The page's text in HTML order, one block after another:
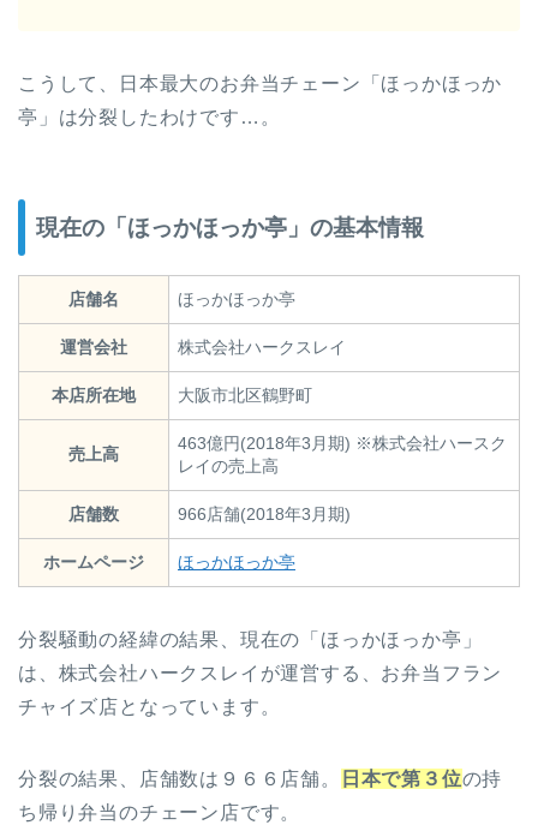
こうして、日本最大のお弁当チェーン「ほっかほっか
亭」は分裂したわけです…。
現在の「ほっかほっか亭」の基本情報
店舗名 ほっかほっか亭
運営会社 株式会社ハークスレイ
本店所在地 大阪市北区鶴野町
売上高
463億円(2018年3月期) ※株式会社ハースク
レイの売上高
店舗数 966店舗(2018年3月期)
ホームページ ほっかほっか亭
分裂騒動の経緯の結果、現在の「ほっかほっか亭」
は、株式会社ハークスレイが運営する、お弁当フラン
チャイズ店となっています。
分裂の結果、店舗数は９６６店舗。 日本で第３位の持
ち帰り弁当のチェーン店です。